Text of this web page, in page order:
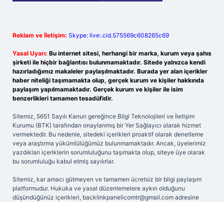
Reklam ve İletişim: Skype: live:.cid.575569c608265c69
Yasal Uyarı: Bu internet sitesi, herhangi bir marka, kurum veya şahıs
şirketi ile hiçbir bağlantısı bulunmamaktadır. Sitede yalnızca kendi
hazırladığımız makaleler paylaşılmaktadır. Burada yer alan içerikler
haber niteliği taşımamakta olup, gerçek kurum ve kişiler hakkında
paylaşım yapılmamaktadır. Gerçek kurum ve kişiler ile isim
benzerlikleri tamamen tesadüfidir.
Sitemiz, 5651 Sayılı Kanun gereğince Bilgi Teknolojileri ve İletişim
Kurumu (BTK) tarafından onaylanmış bir Yer Sağlayıcı olarak hizmet
vermektedir. Bu nedenle, sitedeki içerikleri proaktif olarak denetleme
veya araştırma yükümlülüğümüz bulunmamaktadır. Ancak, üyelerimiz
yazdıkları içeriklerin sorumluluğunu taşımakta olup, siteye üye olarak
bu sorumluluğu kabul etmiş sayılırlar.
Sitemiz, kar amacı gütmeyen ve tamamen ücretsiz bir bilgi paylaşım
platformudur. Hukuka ve yasal düzenlemelere aykırı olduğunu
düşündüğünüz içerikleri, backlinkpanelicomtr@gmail.com adresine